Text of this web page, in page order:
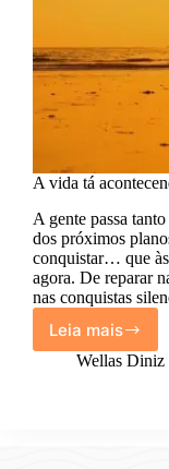
A vida tá
A gente passa
dos próximos
conquistar… que
agora. De reparar
nas conquistas
Leia mais
A
vida
Wellas Diniz